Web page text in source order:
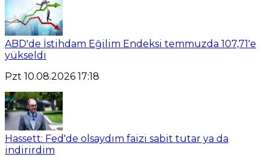
ABD'de İstihdam Eğilim Endeksi temmuzda 107,71'e
yükseldi
Pzt 10.08.2026 17:18
Hassett: Fed'de olsaydım faizi sabit tutar ya da
indirirdim